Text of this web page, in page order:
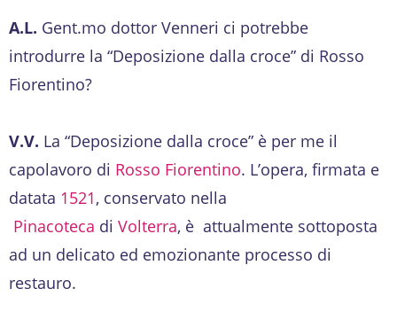
A.L. Gent.mo dottor Venneri ci potrebbe
introdurre la “Deposizione dalla croce” di Rosso
Fiorentino?
V.V. La “Deposizione dalla croce” è per me il
capolavoro di Rosso Fiorentino. L’opera, firmata e
datata 1521, conservato nella
Pinacoteca di Volterra, è attualmente sottoposta
ad un delicato ed emozionante processo di
restauro.